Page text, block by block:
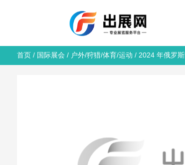
首页/ 国际展会 / 户外/狩猎/体育/运动 / 2024 年俄罗